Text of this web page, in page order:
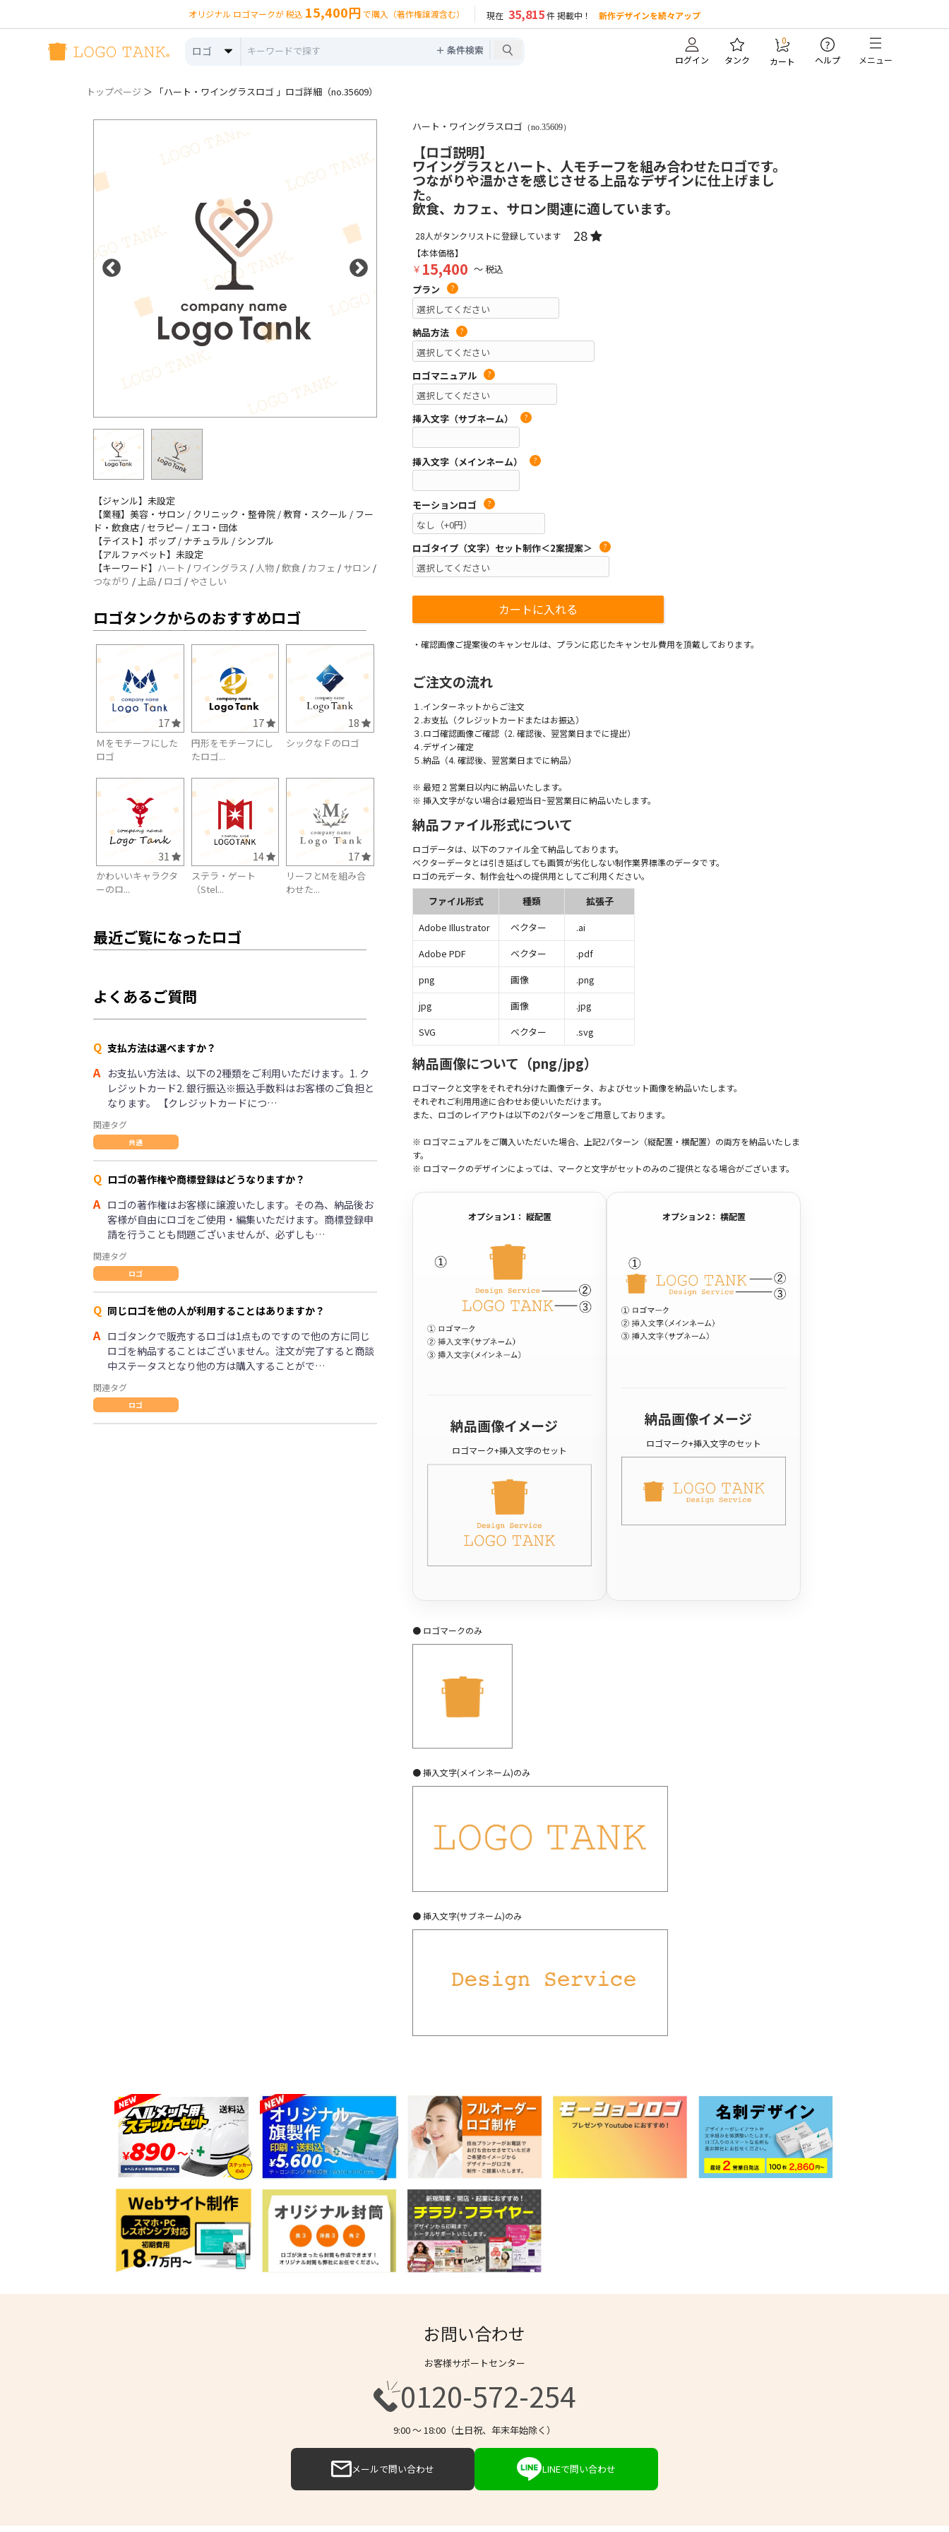
オリジナル ロゴマークが 税込 15,400円 で購入（著作権譲渡含む） 現在 35,815件 掲載中！ 新作デザインを続々アップ
ロゴ ＋ 条件検索
ログイン タンク
0
カート
?
ヘルプ メニュー
トップページ ＞ 「ハート・ワイングラスロゴ 」ロゴ詳細（no.35609）
【ジャンル】未設定
【業種】美容・サロン / クリニック・整骨院 / 教育・スクール / フー
ド・飲食店 / セラピー / エコ・団体
【テイスト】ポップ / ナチュラル / シンプル
【アルファベット】未設定
【キーワード】 ハート / ワイングラス / 人物 /飲食 / カフェ / サロン /
つながり /上品 / ロゴ / やさしい
ロゴタンクからのおすすめロゴ
17
Ｍをモチーフにした
ロゴ
17
円形をモチーフにし
たロゴ...
18
シックなＦのロゴ
31
かわいいキャラクタ
ーのロ...
14
ステラ・ゲート
（Stel...
17
リーフとMを組み合
わせた...
最近ご覧になったロゴ
よくあるご質問
Q 支払方法は選べますか？
A お支払い方法は、以下の2種類をご利用いただけます。1. ク
レジットカード2. 銀行振込※振込手数料はお客様のご負担と
なります。 【クレジットカードにつ…
関連タグ
共通
Q ロゴの著作権や商標登録はどうなりますか？
A ロゴの著作権はお客様に譲渡いたします。その為、納品後お
客様が自由にロゴをご使用・編集いただけます。商標登録申
請を行うことも問題ございませんが、必ずしも…
関連タグ
ロゴ
Q 同じロゴを他の人が利用することはありますか？
A ロゴタンクで販売するロゴは1点ものですので他の方に同じ
ロゴを納品することはございません。注文が完了すると商談
中ステータスとなり他の方は購入することがで…
関連タグ
ロゴ
ハート・ワイングラスロゴ （no.35609）
【ロゴ説明】
ワイングラスとハート、人モチーフを組み合わせたロゴです。
つながりや温かさを感じさせる上品なデザインに仕上げまし
た。
飲食、カフェ、サロン関連に適しています。
28人がタンクリストに登録しています 28
【本体価格】
￥ 15,400 ～ 税込
プラン
?
納品方法 ?
ロゴマニュアル ?
挿入文字（サブネーム） ?
挿入文字（メインネーム） ?
モーションロゴ ?
ロゴタイプ（文字）セット制作＜2案提案＞ ?
・確認画像ご提案後のキャンセルは、プランに応じたキャンセル費用を頂戴しております。
ご注文の流れ
１.インターネットからご注文
２.お支払（クレジットカードまたはお振込）
３.ロゴ確認画像ご確認（2. 確認後、翌営業日までに提出）
４.デザイン確定
５.納品（4. 確認後、翌営業日までに納品）
※ 最短 2 営業日以内に納品いたします。
※ 挿入文字がない場合は最短当日~翌営業日に納品いたします。
納品ファイル形式について
ロゴデータは、以下のファイル全て納品しております。
ベクターデータとは引き延ばしても画質が劣化しない制作業界標準のデータです。
ロゴの元データ、制作会社への提供用としてご利用ください。
ファイル形式 種類
拡張子
Adobe Illustrator
ベクター
.ai
Adobe PDF
ベクター
.pdf
png
画像
.png
jpg
画像
.jpg
SVG
ベクター .svg
納品画像について（png/jpg）
ロゴマークと文字をそれぞれ分けた画像データ、およびセット画像を納品いたします。
それぞれご利用用途に合わせお使いいただけます。
また、ロゴのレイアウトは以下の2パターンをご用意しております。
※ ロゴマニュアルをご購入いただいた場合、上記2パターン（縦配置・横配置）の両方を納品いたしま
す。
※ ロゴマークのデザインによっては、マークと文字がセットのみのご提供となる場合がございます。
オプション1： 縦配置
納品画像イメージ
ロゴマーク+挿入文字のセット
オプション2： 横配置
納品画像イメージ
ロゴマーク+挿入文字のセット
● ロゴマークのみ
● 挿入文字(メインネーム)のみ
● 挿入文字(サブネーム)のみ
お問い合わせ
お客様サポートセンター
0120-572-254
9:00 〜 18:00（土日祝、年末年始除く）
メールで問い合わせ LINEで問い合わせ